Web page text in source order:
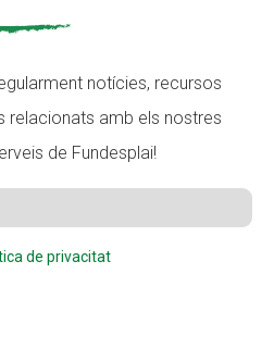
notícies, recursos
relacionats amb els nostres
de Fundesplai!
de privacitat